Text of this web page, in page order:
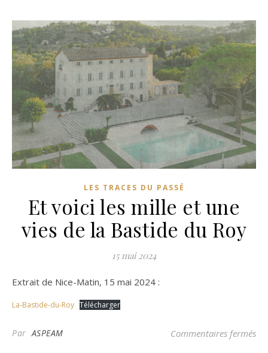
LES TRACES DU PASSÉ
Et voici les mille et une
vies de la Bastide du Roy
15 mai 2024
Extrait de Nice-Matin, 15 mai 2024 :
La-Bastide-du-Roy Télécharger
Par ASPEAM Commentaires fermés